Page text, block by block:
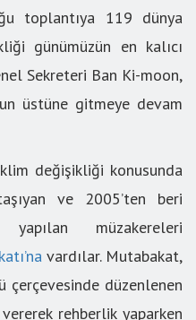
toplantıya 119 dünya
günümüzün en kalıcı
Sekreteri Ban Ki-moon,
üstüne gitmeye devam
değişikliği konusunda
ve 2005’ten beri
yapılan müzakereleri
vardılar. Mutabakat,
çerçevesinde düzenlenen
rehberlik yaparken